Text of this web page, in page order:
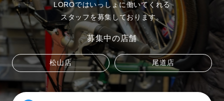
LOROではいっしょに働いてくれる
スタッフを募集しております。
募集中の店舗
松山店 尾道店